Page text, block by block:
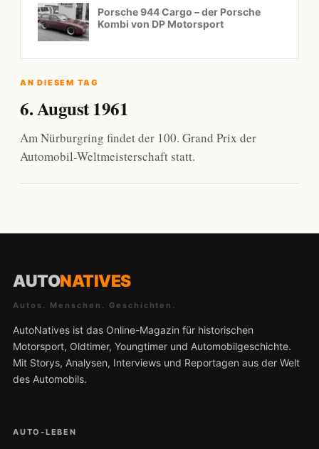
Porsche 944 Cargo – der Porsche
Kombi von DP Motorsport
AN DIESEM TAG
6. August 1961
Am Nürburgring findet der 100. Grand Prix der
Automobil-Weltmeisterschaft statt.
AUTONATIVES
Autos. Menschen. Geschichten.
AutoNatives ist das Online-Magazin für historischen
Motorsport, Oldtimer, Youngtimer und Automobilgeschichte.
Mit Storys, Analysen, Interviews und Reportagen aus der Welt
des Automobils.
AUTO-LEBEN